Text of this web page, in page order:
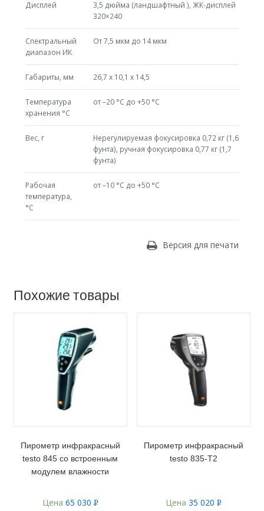
Дисплей
3,5 дюйма (ландшафтный ), ЖК-дисплей
320×240
Спектральный
диапазон ИК
От 7,5 мкм до 14 мкм
Габариты, мм 26,7 x 10,1 x 14,5
Температура
хранения °C
от –20 °C до +50 °C
Вес, г
Нерегулируемая фокусировка 0,72 кг (1,6
фунта), ручная фокусировка 0,77 кг (1,7
фунта)
Рабочая
температура,
°С
от –10 °C до +50 °C
Версия для печати
Похожие товары
Пирометр инфракрасный
testo 845 со встроенным
модулем влажности
Цена 65 030 Р
Пирометр инфракрасный
testo 835-T2
Цена35 020Р